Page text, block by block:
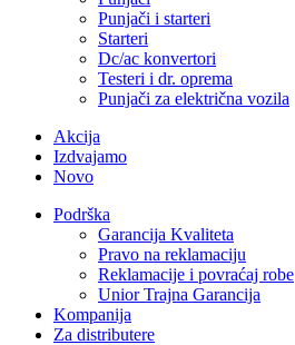
Punjači i starteri
Starteri
Dc/ac konvertori
Testeri i dr. oprema
Punjači za električna vozila
Akcija
Izdvajamo
Novo
Podrška
Garancija Kvaliteta
Pravo na reklamaciju
Reklamacije i povraćaj robe
Unior Trajna Garancija
Kompanija
Za distributere